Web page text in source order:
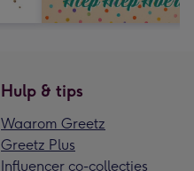
Hulp & tips
Waarom Greetz
Greetz Plus
Influencer co-collecties